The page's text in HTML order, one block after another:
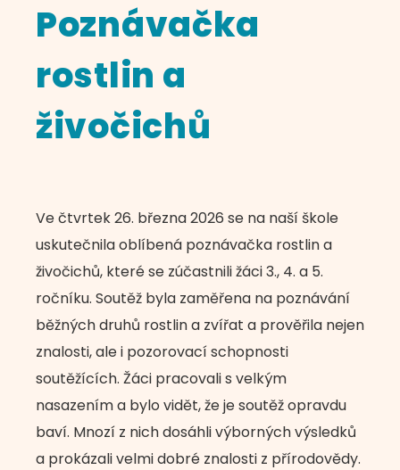
Poznávačka
rostlin a
živočichů
Ve čtvrtek 26. března 2026 se na naší škole
uskutečnila oblíbená poznávačka rostlin a
živočichů, které se zúčastnili žáci 3., 4. a 5.
ročníku. Soutěž byla zaměřena na poznávání
běžných druhů rostlin a zvířat a prověřila nejen
znalosti, ale i pozorovací schopnosti
soutěžících. Žáci pracovali s velkým
nasazením a bylo vidět, že je soutěž opravdu
baví. Mnozí z nich dosáhli výborných výsledků
a prokázali velmi dobré znalosti z přírodovědy.